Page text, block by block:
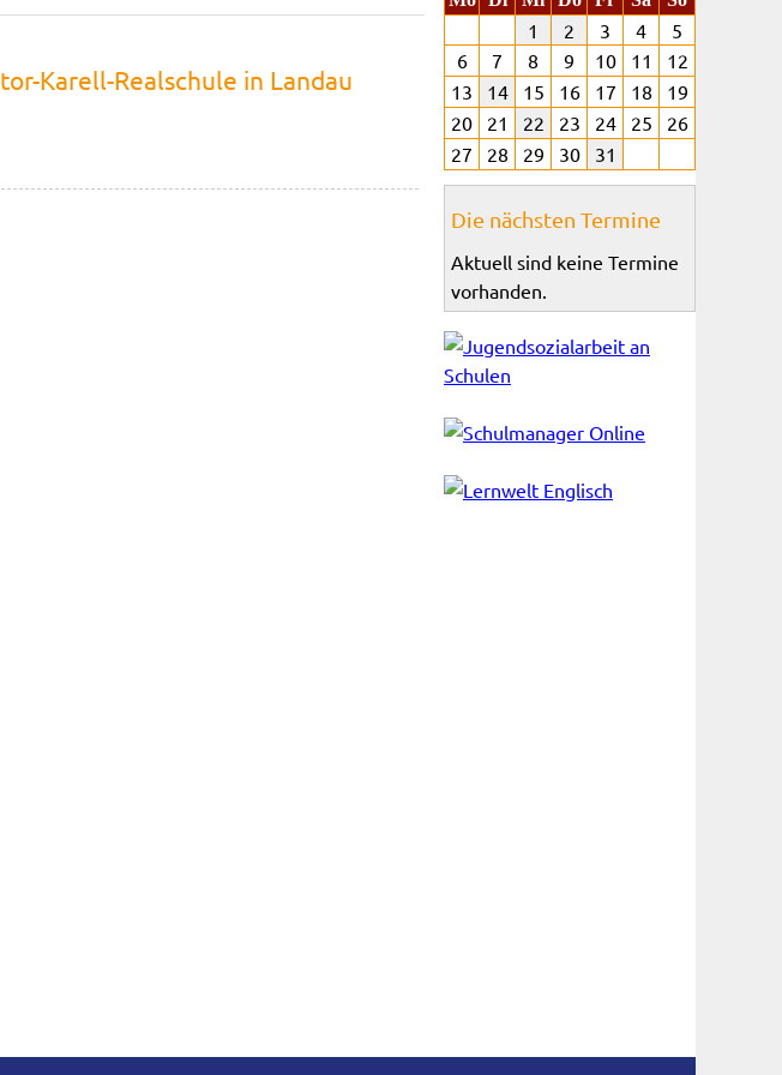
Karell-Realschule in Landau
1 2 3 4
5
6
7 8 9 10 11
12
13
14 15 16 17 18
19
20
21 22 23 24 25
26
27
28 29 30 31
Die nächsten Termine
Aktuell sind keine Termine
vorhanden.